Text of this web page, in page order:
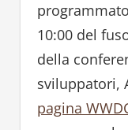
10:00 del
della
sviluppatori,
pagina